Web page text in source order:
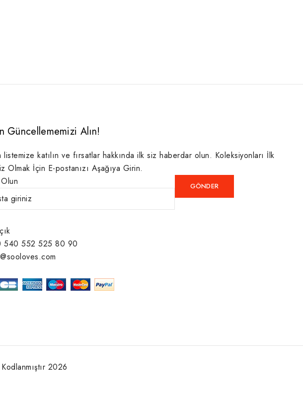
Güncellememizi Alın!
listemize katılın ve fırsatlar hakkında ilk siz haberdar olun. Koleksiyonları İlk
Olmak İçin E-postanızı Aşağıya Girin.
540 552 525 80 90
Kodlanmıştır 2026